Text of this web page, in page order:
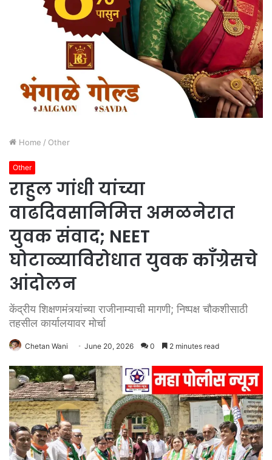
Home / Other
Other
राहुल गांधी यांच्या
वाढदिवसानिमित्त अमळनेरात
युवक संवाद; NEET
घोटाळ्याविरोधात युवक काँग्रेसचे
आंदोलन
केंद्रीय शिक्षणमंत्र्यांच्या राजीनाम्याची मागणी; निष्पक्ष चौकशीसाठी
तहसील कार्यालयावर मोर्चा
Chetan Wani June 20, 2026 0 2 minutes read